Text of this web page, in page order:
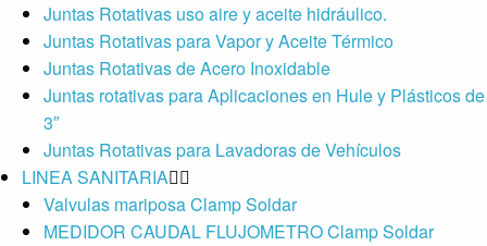
Juntas Rotativas uso aire y aceite hidráulico.
Juntas Rotativas para Vapor y Aceite Térmico
Juntas Rotativas de Acero Inoxidable
Juntas rotativas para Aplicaciones en Hule y Plásticos de
3″
Juntas Rotativas para Lavadoras de Vehículos
LINEA SANITARIA
Valvulas mariposa Clamp Soldar
MEDIDOR CAUDAL FLUJOMETRO Clamp Soldar